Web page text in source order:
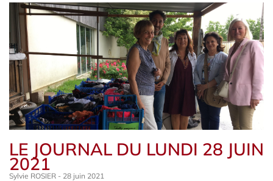
LE JOURNAL DU LUNDI 28 JUIN
2021
Sylvie ROSIER 28 juin 2021